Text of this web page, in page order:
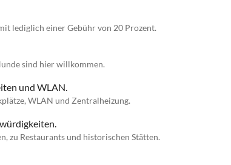
lediglich einer Gebühr von 20 Prozent.
sind hier willkommen.
und WLAN.
WLAN und Zentralheizung.
zu Restaurants und historischen Stätten.